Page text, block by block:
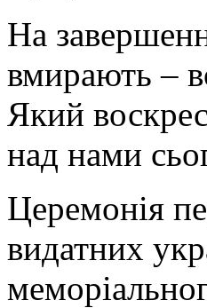
На
вмирають –
Який
над нами
Церемонія
видатних